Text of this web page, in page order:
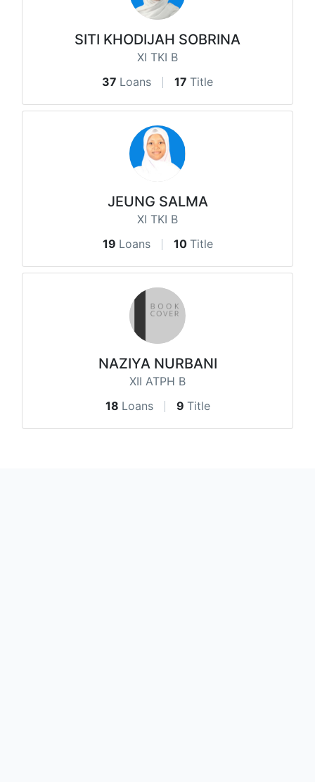
SITI KHODIJAH SOBRINA
XI TKI B
37 Loans 17 Title
JEUNG SALMA
XI TKI B
19 Loans 10 Title
NAZIYA NURBANI
XII ATPH B
18 Loans 9 Title